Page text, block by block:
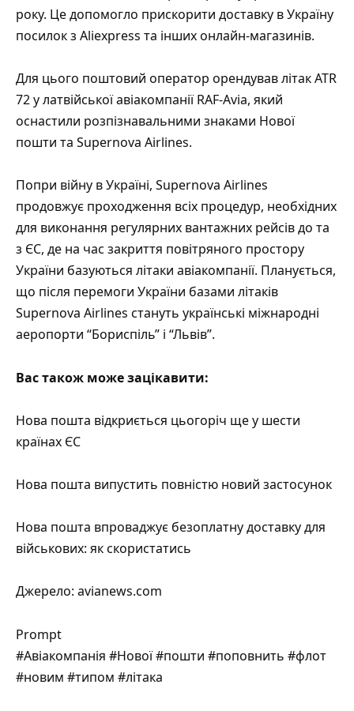
року. Це допомогло прискорити доставку в Україну
посилок з Aliexpress та інших онлайн-магазинів.
Для цього поштовий оператор орендував літак ATR
72 у латвійської авіакомпанії RAF-Avia, який
оснастили розпізнавальними знаками Нової
пошти та Supernova Airlines.
Попри війну в Україні, Supernova Airlines
продовжує проходження всіх процедур, необхідних
для виконання регулярних вантажних рейсів до та
з ЄС, де на час закриття повітряного простору
України базуються літаки авіакомпанії. Планується,
що після перемоги України базами літаків
Supernova Airlines стануть українські міжнародні
аеропорти “Бориспіль” і “Львів”.
Вас також може зацікавити:
Нова пошта відкриється цьогоріч ще у шести
країнах ЄС
Нова пошта випустить повністю новий застосунок
Нова пошта впроваджує безоплатну доставку для
військових: як скористатись
Джерело: avianews.com
Prompt
#Авіакомпанія #Нової #пошти #поповнить #флот
#новим #типом #літака